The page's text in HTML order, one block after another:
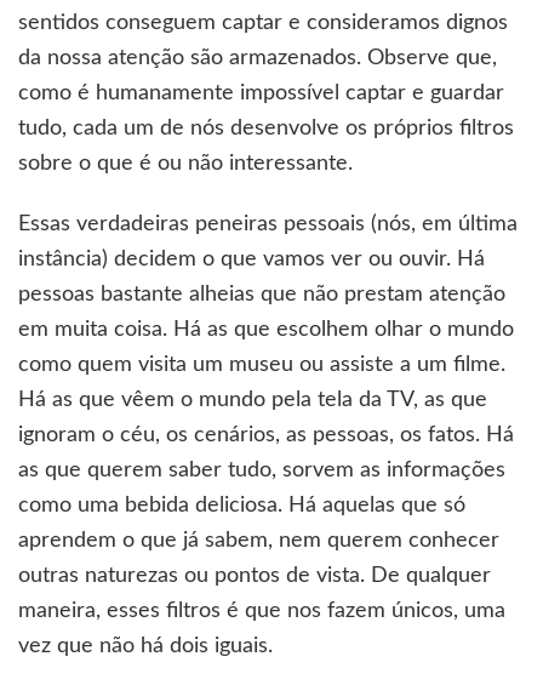
sentidos conseguem captar e consideramos dignos
da nossa atenção são armazenados. Observe que,
como é humanamente impossível captar e guardar
tudo, cada um de nós desenvolve os próprios filtros
sobre o que é ou não interessante.
Essas verdadeiras peneiras pessoais (nós, em última
instância) decidem o que vamos ver ou ouvir. Há
pessoas bastante alheias que não prestam atenção
em muita coisa. Há as que escolhem olhar o mundo
como quem visita um museu ou assiste a um filme.
Há as que vêem o mundo pela tela da TV, as que
ignoram o céu, os cenários, as pessoas, os fatos. Há
as que querem saber tudo, sorvem as informações
como uma bebida deliciosa. Há aquelas que só
aprendem o que já sabem, nem querem conhecer
outras naturezas ou pontos de vista. De qualquer
maneira, esses filtros é que nos fazem únicos, uma
vez que não há dois iguais.